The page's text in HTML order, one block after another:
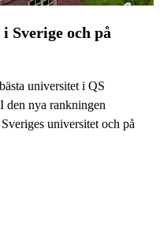
Sverige och på
universitet i QS
nya rankningen
universitet och på